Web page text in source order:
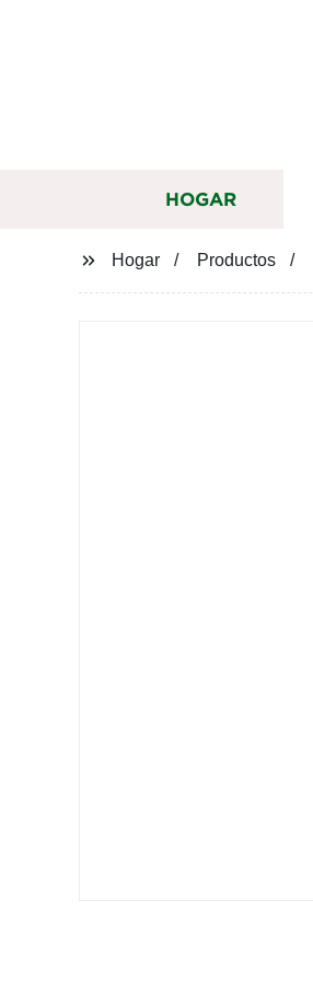
HOGAR
Hogar Productos